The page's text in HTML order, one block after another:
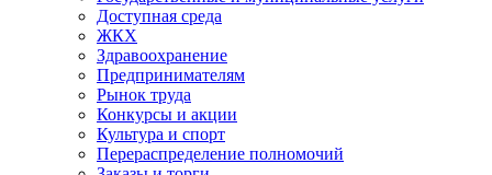
Доступная среда
ЖКХ
Здравоохранение
Предпринимателям
Рынок труда
Конкурсы и акции
Культура и спорт
Перераспределение полномочий